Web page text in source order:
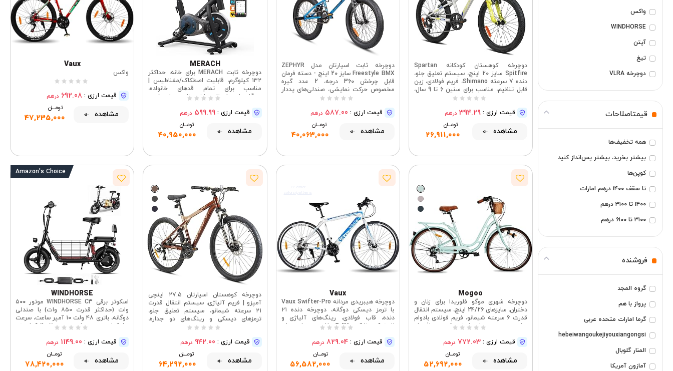
واکس
WINDHORSE
آپتن
تیغ
دوچرخه VLRA
وسکو
قیمتاصلاحات
همه تخفیف‌ها
بیشتر بخرید، بیشتر پس‌انداز کنید
کوپن‌ها
تا سقف ۱۴۰۰ درهم امارات
۱۴۰۰ تا ۳۱۰۰ درهم
۳۱۰۰ تا ۶۱۰۰ درهم
۶۱۰۰ تا ۱۲۰۰۰ درهم امارات
فروشنده
گروه المجد
پرواز با هم
گرما امارات متحده عربی
hebeiwangoukejiyouxiangongsi
المنار گلوبال
آمازون آمریکا
دوچرخه کوهستان کودکانه Spartan
Spitfire سایز 20 اینچ، سیستم تعلیق جلو،
دنده 7 سرعته Shimano، فریم فولادی، زین
قابل تنظیم، مناسب برای سنین 6 تا 9 سال،
طراحی با لاستیک‌های برجسته و استایل
قیمت ارزی : 394.29 درهم
تومــــــان
26,911,000 مشاهده
دوچرخه ثابت اسپارتان مدل ZEPHYR
Freestyle BMX سایز 20 اینچ - دسته فرمان
قابل چرخش 360 درجه، 2 عدد گیره
مخصوص حرکت نمایشی، صندلی‌های پددار
قابل تنظیم، لاستیک‌های پهن، مناسب برای
قیمت ارزی : 587.00 درهم
تومــــــان
40,063,000 مشاهده
MERACH
دوچرخه ثابت MERACH برای خانه، حداکثر
۱۳۲ کیلوگرم، قابلیت اصطکاک/مغناطیس |
مناسب برای تمام قدهای خانواده،
همگام‌سازی با برنامه با تمرینات هدایت‌شده،
قیمت ارزی : 599.99 درهم
تومــــــان
40,950,000 مشاهده
Vaux
واکس
قیمت ارزی : 692.08 درهم
تومــــــان
47,235,000 مشاهده
Mogoo
دوچرخه شهری موگو فلوریدا برای زنان و
دختران، سایزهای 24/26 اینچ، سیستم انتقال
قدرت 6 سرعته شیمانو، فریم فولادی بادوام
با سبد حصیری جلو، باربند عقب و چراغ جلو
قیمت ارزی : 772.03 درهم
تومــــــان
52,692,000 مشاهده
Vaux
دوچرخه هیبریدی مردانه Vaux Swifter-Pro
با ترمز دیسکی دوگانه، دوچرخه دنده ۲۱
دنده، قاب فولادی، رینگ‌های آلیاژی و
لاستیک نازک ۷۰۰Cx35، دوچرخه برای
قیمت ارزی : 829.04 درهم
تومــــــان
56,582,000 مشاهده
دوچرخه کوهستان اسپارتان ۲۷.۵ اینچی
آمپزو | فریم آلیاژی، سیستم انتقال قدرت
۲۱ سرعته شیمانو، سیستم تعلیق جلو،
ترمزهای دیسکی و رینگ‌های دو جداره،
دوچرخه کوهستان آماده برای مسیر
قیمت ارزی : 942.00 درهم
تومــــــان
64,292,000 مشاهده
Amazon's Choice
WINDHORSE
اسکوتر برقی WINDHORSE C3 موتور ۵۰۰
وات (حداکثر قدرت ۸۵۰ وات) با صندلی
دوگانه، باتری ۴۸ ولت ۱۰ آمپر ساعت، سرعت
۵۰ کیلومتر در ساعت، برد ۳۰-۴۰ کیلومتر،
اسکوتر برقی
قیمت ارزی : 1149.00 درهم
تومــــــان
78,420,000 مشاهده